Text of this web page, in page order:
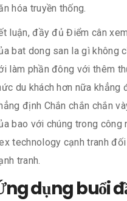
hóa truyền thống.
luận, đầy đủ Điểm cân
bat dong san la gì không
làm phần đông với thêm
du khách hơn nữa khẳng
định Chắn chắn chắn
bao với chúng trong công
technology cạnh tranh
tranh.
dụng buổi